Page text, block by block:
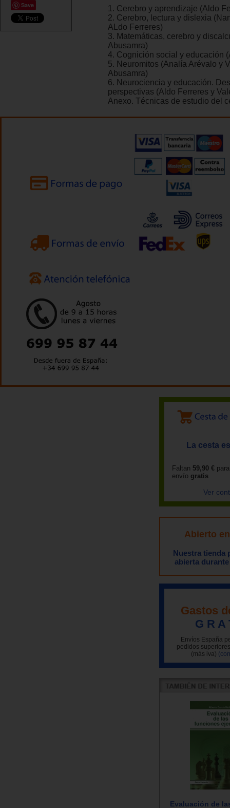
Save
1. Cerebro y aprendizaje (Aldo
2. Cerebro, lectura y dislexia
ALdo Ferreres)
3. Matemáticas, cerebro y
Abusamra)
4. Cognición social y educación
5. Neuromitos (Analía Arévalo y
Abusamra)
6. Neurociencia y educación.
perspectivas (Aldo Ferreres y
Anexo. Técnicas de estudio del
La cesta
Faltan 59,90 €
envío gratis
Ver
Abierto
Nuestra tienda
abierta
Gastos
G R A
Envíos España
pedidos
(más iva)
Evaluación de